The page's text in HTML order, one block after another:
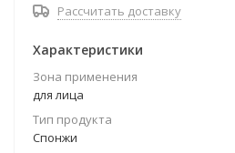
Рассчитать доставку
Характеристики
Зона применения
для лица
Тип продукта
Спонжи